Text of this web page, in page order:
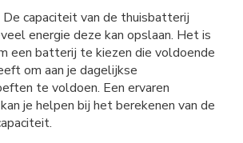
De capaciteit van de thuisbatterij
energie deze kan opslaan. Het is
een batterij te kiezen die voldoende
om aan je dagelijkse
te voldoen. Een ervaren
je helpen bij het berekenen van de